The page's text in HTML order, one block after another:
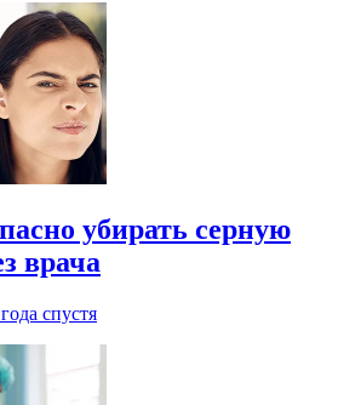
убирать серную
врача
спустя